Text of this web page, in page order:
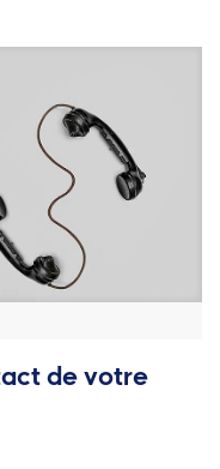
de votre